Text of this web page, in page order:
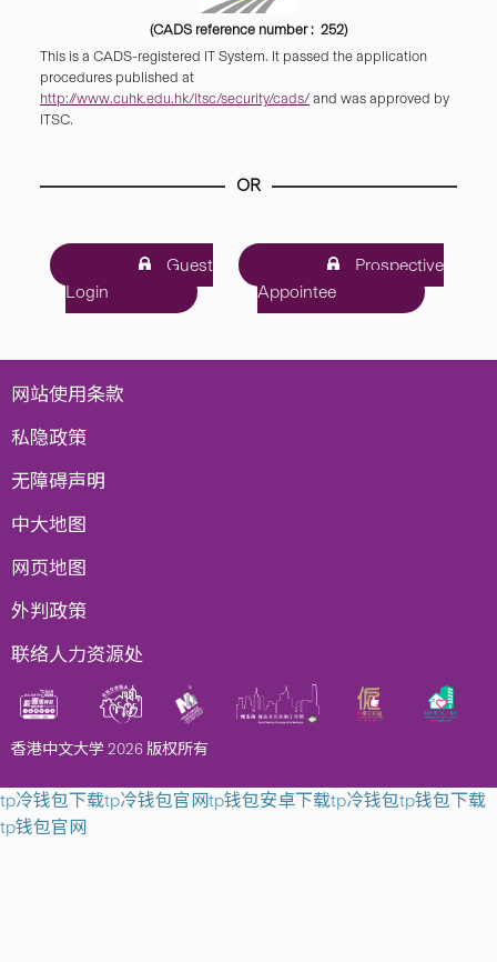
(CADS reference number : 252)
This is a CADS-registered IT System. It passed the application
procedures published at
http://www.cuhk.edu.hk/itsc/security/cads/ and was approved by
ITSC.
OR
Guest
Login
Prospective
Appointee
网站使用条款
私隐政策
无障碍声明
中大地图
网页地图
外判政策
联络人力资源处
香港中文大学 2026 版权所有
tp冷钱包下载tp冷钱包官网tp钱包安卓下载tp冷钱包tp钱包下载
tp钱包官网